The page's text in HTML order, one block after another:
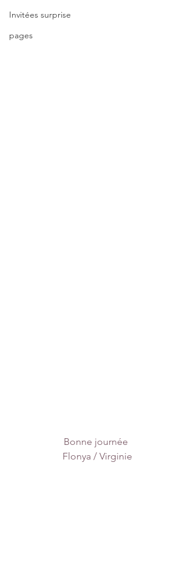
Invitées surprise
pages
Bonne journée
Flonya / Virginie